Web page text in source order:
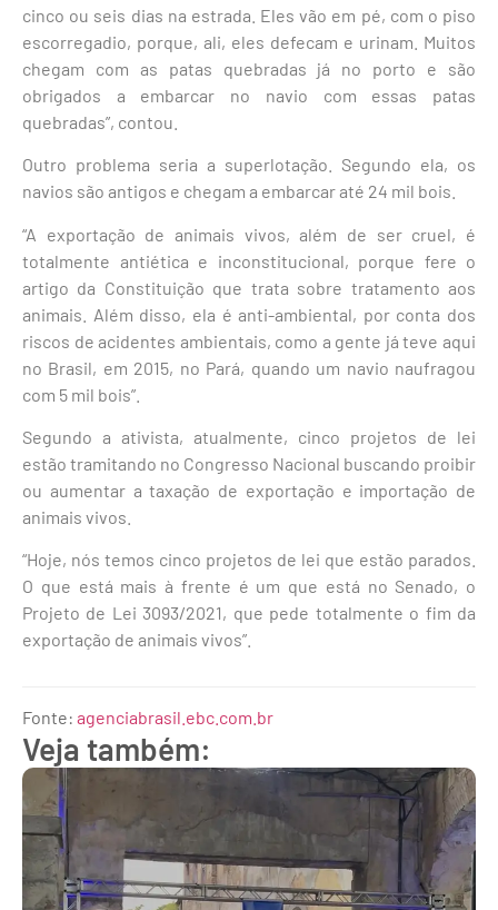
cinco ou seis dias na estrada. Eles vão em pé, com o piso
escorregadio, porque, ali, eles defecam e urinam. Muitos
chegam com as patas quebradas já no porto e são
obrigados a embarcar no navio com essas patas
quebradas”, contou.
Outro problema seria a superlotação. Segundo ela, os
navios são antigos e chegam a embarcar até 24 mil bois.
“A exportação de animais vivos, além de ser cruel, é
totalmente antiética e inconstitucional, porque fere o
artigo da Constituição que trata sobre tratamento aos
animais. Além disso, ela é anti-ambiental, por conta dos
riscos de acidentes ambientais, como a gente já teve aqui
no Brasil, em 2015, no Pará, quando um navio naufragou
com 5 mil bois”.
Segundo a ativista, atualmente, cinco projetos de lei
estão tramitando no Congresso Nacional buscando proibir
ou aumentar a taxação de exportação e importação de
animais vivos.
“Hoje, nós temos cinco projetos de lei que estão parados.
O que está mais à frente é um que está no Senado, o
Projeto de Lei 3093/2021, que pede totalmente o fim da
exportação de animais vivos”.
Fonte: agenciabrasil.ebc.com.br
Veja também: